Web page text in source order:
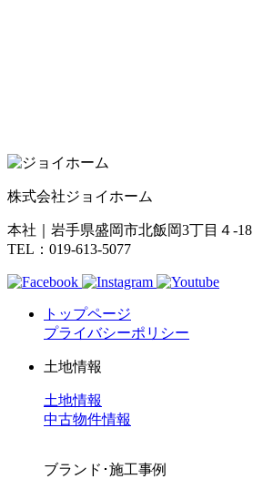
株式会社ジョイホーム
本社｜岩手県盛岡市北飯岡3丁目４-18
TEL：019-613-5077
トップページ
プライバシーポリシー
土地情報
土地情報
中古物件情報
ブランド･施工事例